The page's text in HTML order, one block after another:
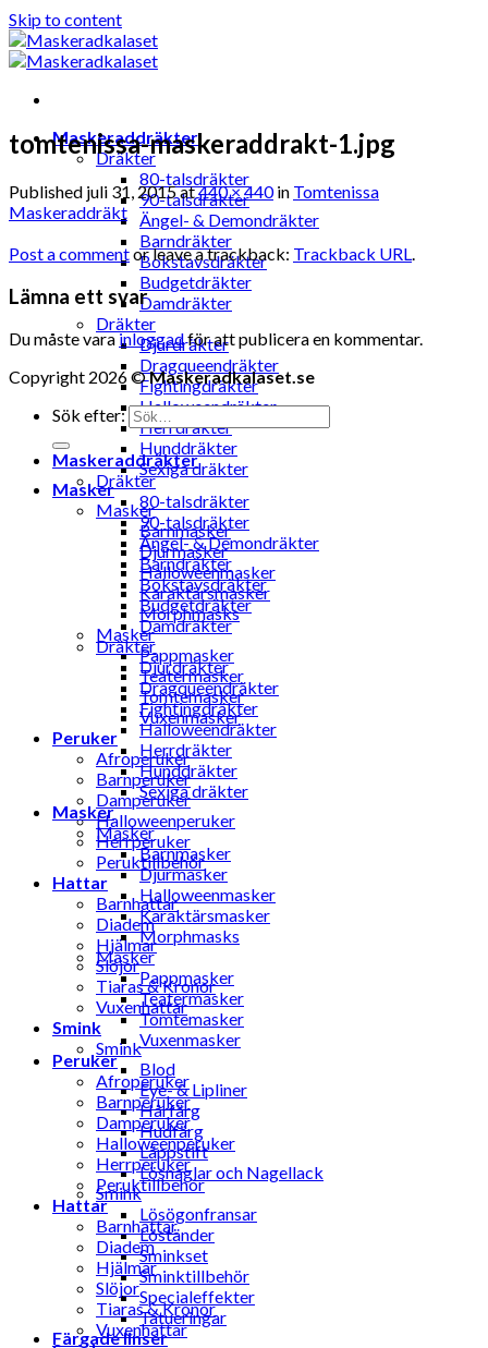
Skip to content
Maskeraddräkter
Dräkter
80-talsdräkter
90-talsdräkter
Ängel- & Demondräkter
Barndräkter
Bokstavsdräkter
Budgetdräkter
Damdräkter
Dräkter
Djurdräkter
Dragqueendräkter
Fightingdräkter
Halloweendräkter
Herrdräkter
Hunddräkter
Sexiga dräkter
Masker
Masker
Barnmasker
Djurmasker
Halloweenmasker
Karaktärsmasker
Morphmasks
Masker
Pappmasker
Teatermasker
Tomtemasker
Vuxenmasker
Peruker
Afroperuker
Barnperuker
Damperuker
Halloweenperuker
Herrperuker
Peruktillbehör
Hattar
Barnhattar
Diadem
Hjälmar
Slöjor
Tiaras & Kronor
Vuxenhattar
Smink
Smink
Blod
Eye- & Lipliner
Hårfärg
Hudfärg
Läppstift
Lösnaglar och Nagellack
Smink
Lösögonfransar
Löständer
Sminkset
Sminktillbehör
Specialeffekter
Tatueringar
Färgade linser
tomtenissa-maskeraddrakt-1.jpg
Published juli 31, 2015at440 × 440in Tomtenissa
Maskeraddräkt
Post a commentor leave a trackback: Trackback URL.
Lämna ett svar
Du måste varainloggadför att publicera en kommentar.
Copyright 2026 ©Maskeradkalaset.se
Sök efter:
Maskeraddräkter
Dräkter
80-talsdräkter
90-talsdräkter
Ängel- & Demondräkter
Barndräkter
Bokstavsdräkter
Budgetdräkter
Damdräkter
Dräkter
Djurdräkter
Dragqueendräkter
Fightingdräkter
Halloweendräkter
Herrdräkter
Hunddräkter
Sexiga dräkter
Masker
Masker
Barnmasker
Djurmasker
Halloweenmasker
Karaktärsmasker
Morphmasks
Masker
Pappmasker
Teatermasker
Tomtemasker
Vuxenmasker
Peruker
Afroperuker
Barnperuker
Damperuker
Halloweenperuker
Herrperuker
Peruktillbehör
Hattar
Barnhattar
Diadem
Hjälmar
Slöjor
Tiaras & Kronor
Vuxenhattar